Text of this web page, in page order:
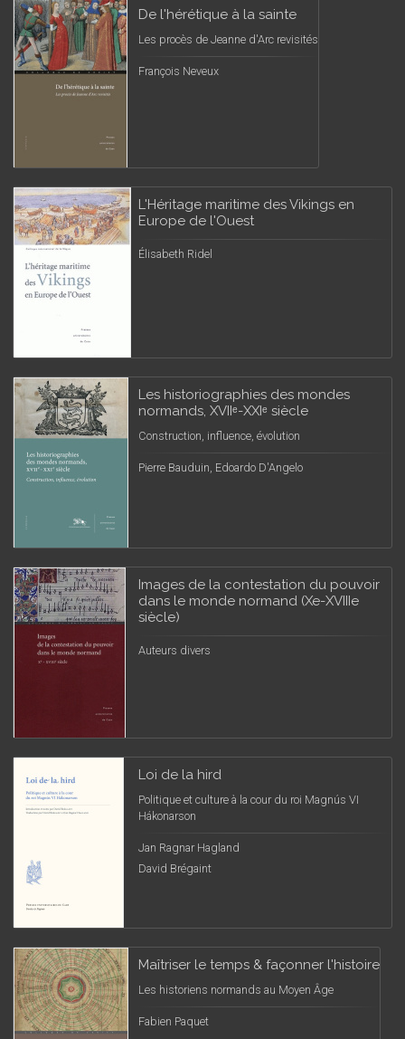
De l'hérétique à la sainte
Les procès de Jeanne d'Arc revisités
François Neveux
L'Héritage maritime des Vikings en
Europe de l'Ouest
Élisabeth Ridel
Les historiographies des mondes
normands, XVIIᵉ-XXIᵉ siècle
Construction, influence, évolution
Pierre Bauduin, Edoardo D'Angelo
Images de la contestation du pouvoir
dans le monde normand (Xe-XVIIIe
siècle)
Auteurs divers
Loi de la hird
Politique et culture à la cour du roi Magnús VI
Hákonarson
Jan Ragnar Hagland
David Brégaint
Maîtriser le temps & façonner l'histoire
Les historiens normands au Moyen Âge
Fabien Paquet